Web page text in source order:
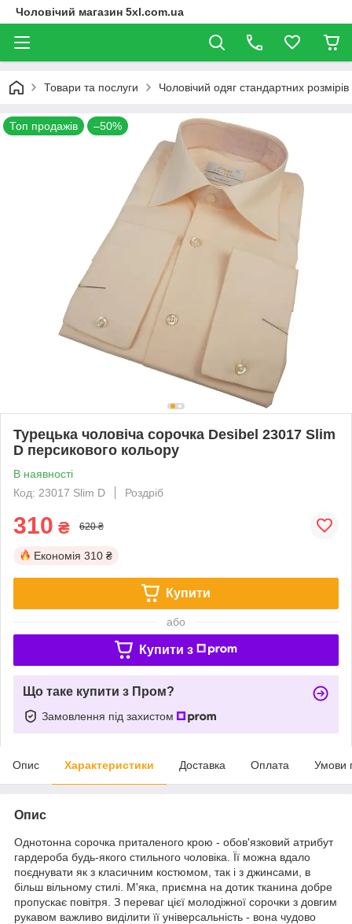
Чоловічий магазин 5xl.com.ua
Товари та послуги Чоловічий одяг стандартних розмірів
Топ продажів –50%
Турецька чоловіча сорочка Desibel 23017 Slim
D персикового кольору
В наявності
Код: 23017 Slim D
Роздріб
310 ₴ 620 ₴
Економія 310 ₴
Купити
або
Купити з
Що таке купити з Пром?
Замовлення під захистом
Опис Характеристики Доставка Оплата Умови
Опис
Однотонна сорочка приталеного крою - обов'язковий атрибут
гардероба будь-якого стильного чоловіка. Її можна вдало
поєднувати як з класичним костюмом, так і з джинсами, в
більш вільному стилі. М'яка, приємна на дотик тканина добре
пропускає повітря. З переваг цієї молодіжної сорочки з довгим
рукавом важливо виділити її універсальність - вона чудово